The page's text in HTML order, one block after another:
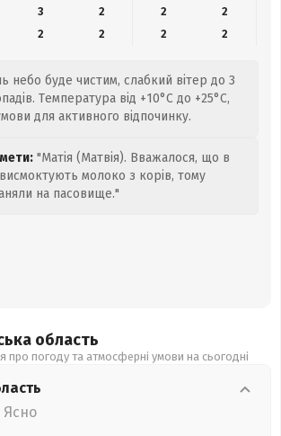
3
2 2
2
2
2 2 2
небо буде чистим, слабкий вітер до 3
Температура від +10°C до +25°C,
для активного відпочинку.
"Матія (Матвія). Вважалося, що в
молоко з корів, тому
на пасовище."
область
про погоду та атмосферні умови на сьогодні
Ясно